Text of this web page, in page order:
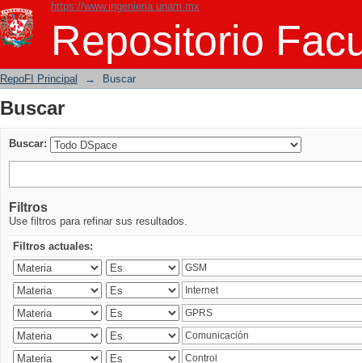
https://www.ingenieria.unam.mx
Repositorio
Buscar
RepoFI Principal → Buscar
Buscar
Buscar:
Filtros
Use filtros para refinar sus resultados.
Filtros actuales: